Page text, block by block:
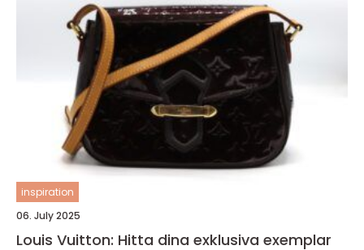
inspiration
06. July 2025
Louis Vuitton: Hitta dina exklusiva exemplar